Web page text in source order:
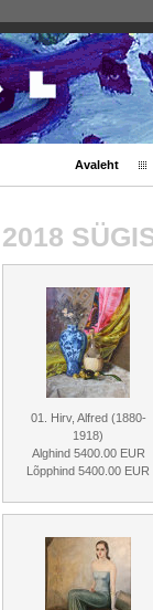
Avaleht
2018
01. Hirv, Alfred (1880-
1918)
Alghind 5400.00 EUR
Lõpphind 5400.00 EUR